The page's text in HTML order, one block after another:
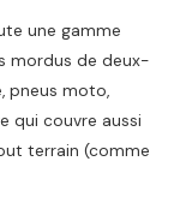
une gamme
mordus de deux-
pneus moto,
qui couvre aussi
terrain (comme